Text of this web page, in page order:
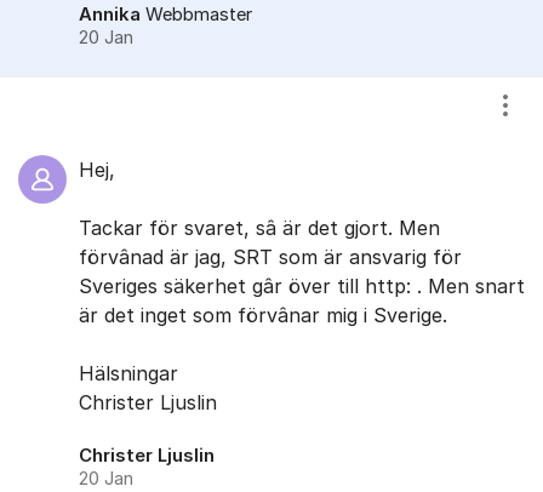
Annika Webbmaster
20 Jan
Hej,
Tackar för svaret, sâ är det gjort. Men
förvânad är jag, SRT som är ansvarig för
Sveriges säkerhet gâr över till http: . Men snart
är det inget som förvânar mig i Sverige.
Hälsningar
Christer Ljuslin
Christer Ljuslin
20 Jan